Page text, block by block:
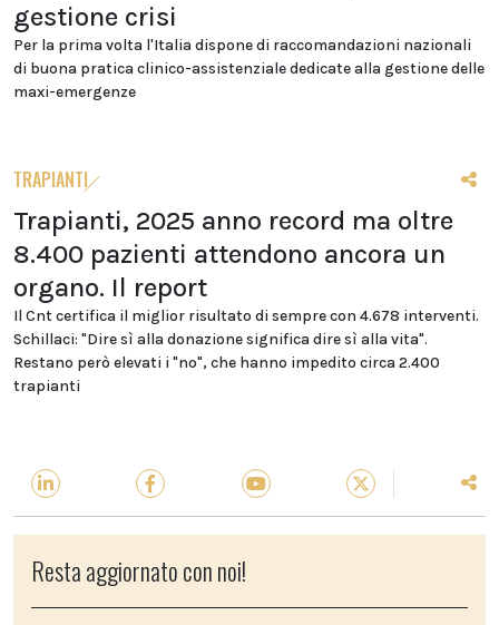
gestione crisi
Per la prima volta l'Italia dispone di raccomandazioni nazionali
di buona pratica clinico-assistenziale dedicate alla gestione delle
maxi-emergenze
TRAPIANTI
Trapianti, 2025 anno record ma oltre
8.400 pazienti attendono ancora un
organo. Il report
Il Cnt certifica il miglior risultato di sempre con 4.678 interventi.
Schillaci: "Dire sì alla donazione significa dire sì alla vita".
Restano però elevati i "no", che hanno impedito circa 2.400
trapianti
Resta aggiornato con noi!